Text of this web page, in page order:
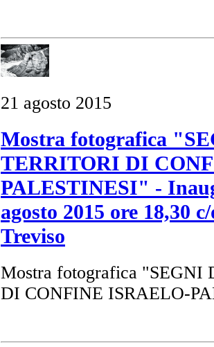
21 agosto 2015
Mostra fotografica
TERRITORI DI
PALESTINESI" -
agosto 2015 ore 18,30
Treviso
Mostra fotografica
DI CONFINE ISRAELO-